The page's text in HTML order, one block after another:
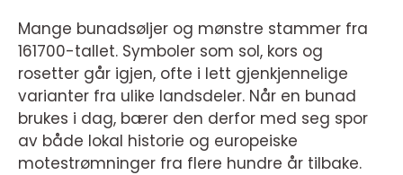
Mange bunadsøljer og mønstre stammer fra
161700-tallet. Symboler som sol, kors og
rosetter går igjen, ofte i lett gjenkjennelige
varianter fra ulike landsdeler. Når en bunad
brukes i dag, bærer den derfor med seg spor
av både lokal historie og europeiske
motestrømninger fra flere hundre år tilbake.